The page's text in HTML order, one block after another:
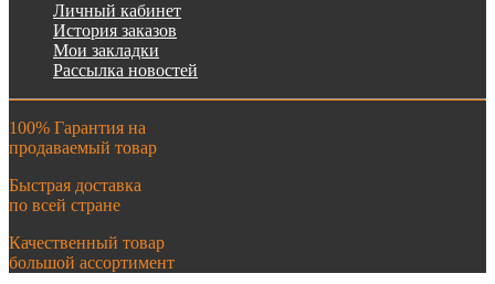
Личный кабинет
История заказов
Мои закладки
Рассылка новостей
100% Гарантия на
продаваемый товар
Быстрая доставка
по всей стране
Качественный товар
большой ассортимент